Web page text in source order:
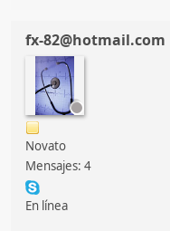
fx-82@hotmail.com
Novato
Mensajes: 4
En línea